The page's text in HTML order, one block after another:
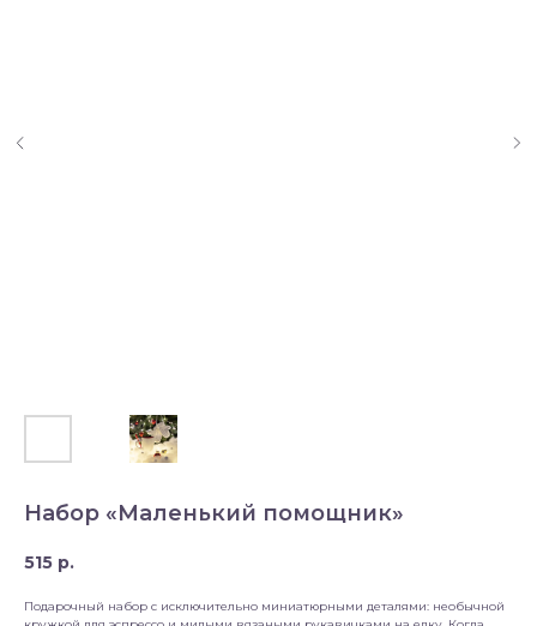
Набор «Маленький помощник»
515 р.
Подарочный набор с исключительно миниатюрными деталями: необычной